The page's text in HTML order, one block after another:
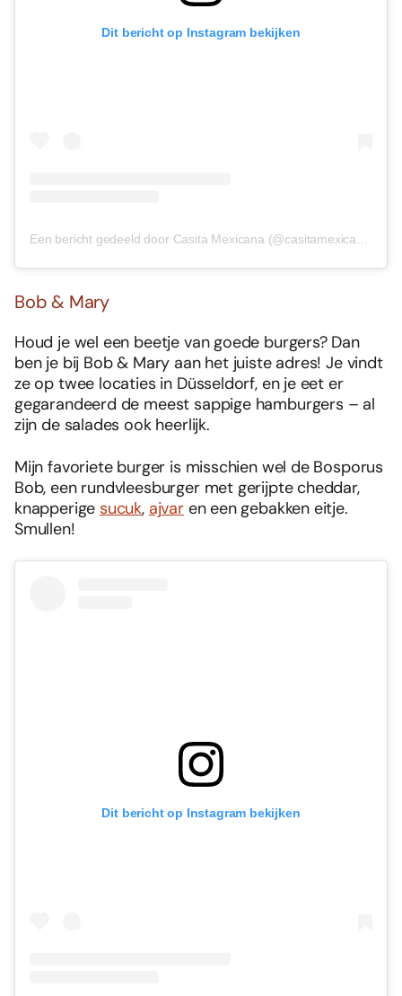
Dit bericht op Instagram bekijken
Bob & Mary
Houd je wel een beetje van goede burgers? Dan
ben je bij Bob & Mary aan het juiste adres! Je vindt
ze op twee locaties in Düsseldorf, en je eet er
gegarandeerd de meest sappige hamburgers – al
zijn de salades ook heerlijk.
Mijn favoriete burger is misschien wel de Bosporus
Bob, een rundvleesburger met gerijpte cheddar,
knapperigesucuk, ajvaren een gebakken eitje.
Smullen!
Dit bericht op Instagram bekijken